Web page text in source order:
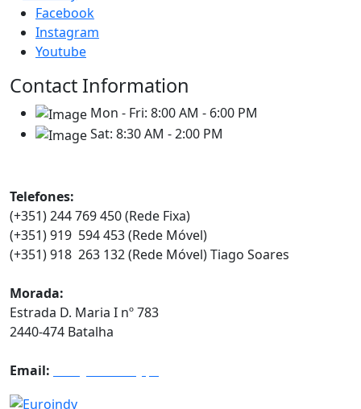
Facebook
Instagram
Youtube
Contact Information
Mon - Fri: 8:00 AM - 6:00 PM
Sat: 8:30 AM - 2:00 PM
Telefones:
(+351) 244 769 450 (Rede Fixa)
(+351) 919 594 453 (Rede Móvel)
(+351) 918 263 132 (Rede Móvel) Tiago Soares
Morada:
Estrada D. Maria I nº 783
2440-474 Batalha
Email: